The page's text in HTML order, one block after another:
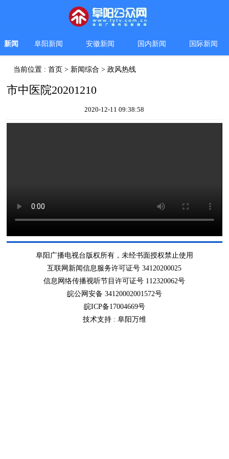
新闻 阜阳新闻 安徽新闻 国内新闻 国际新闻
当前位置 :首页 > 新闻综合 >政风热线
市中医院20201210
2020-12-11 09:38:58
阜阳广播电视台版权所有，未经书面授权禁止使用
互联网新闻信息服务许可证号 34120200025
信息网络传播视听节目许可证号 112320062号
皖公网安备 34120002001572号
皖ICP备17004669号
技术支持 : 阜阳万维